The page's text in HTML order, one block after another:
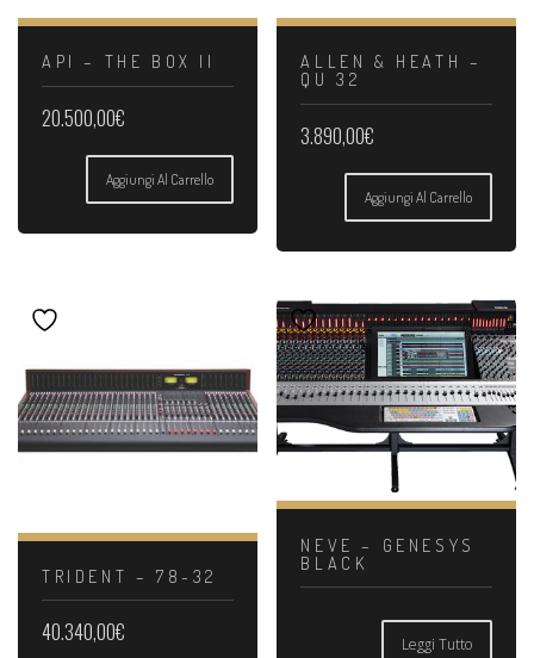
API – THE BOX II
20.500,00€
Aggiungi Al Carrello
ALLEN & HEATH –
QU 32
3.890,00€
Aggiungi Al Carrello
TRIDENT – 78-32
40.340,00€
NEVE – GENESYS
BLACK
Leggi Tutto